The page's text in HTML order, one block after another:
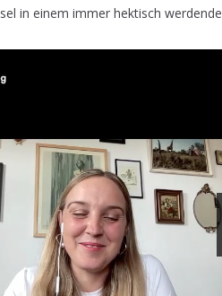
in einem immer hektisch